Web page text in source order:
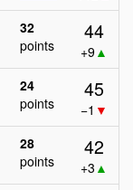
32
points
44
+9▲
24
points
45
−1 ▼
28
points
42
+3 ▲